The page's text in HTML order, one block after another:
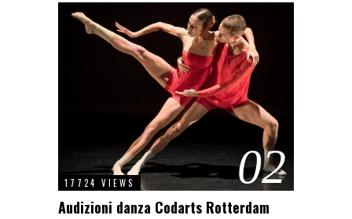
02
17724 VIEWS
Audizioni danza Codarts Rotterdam